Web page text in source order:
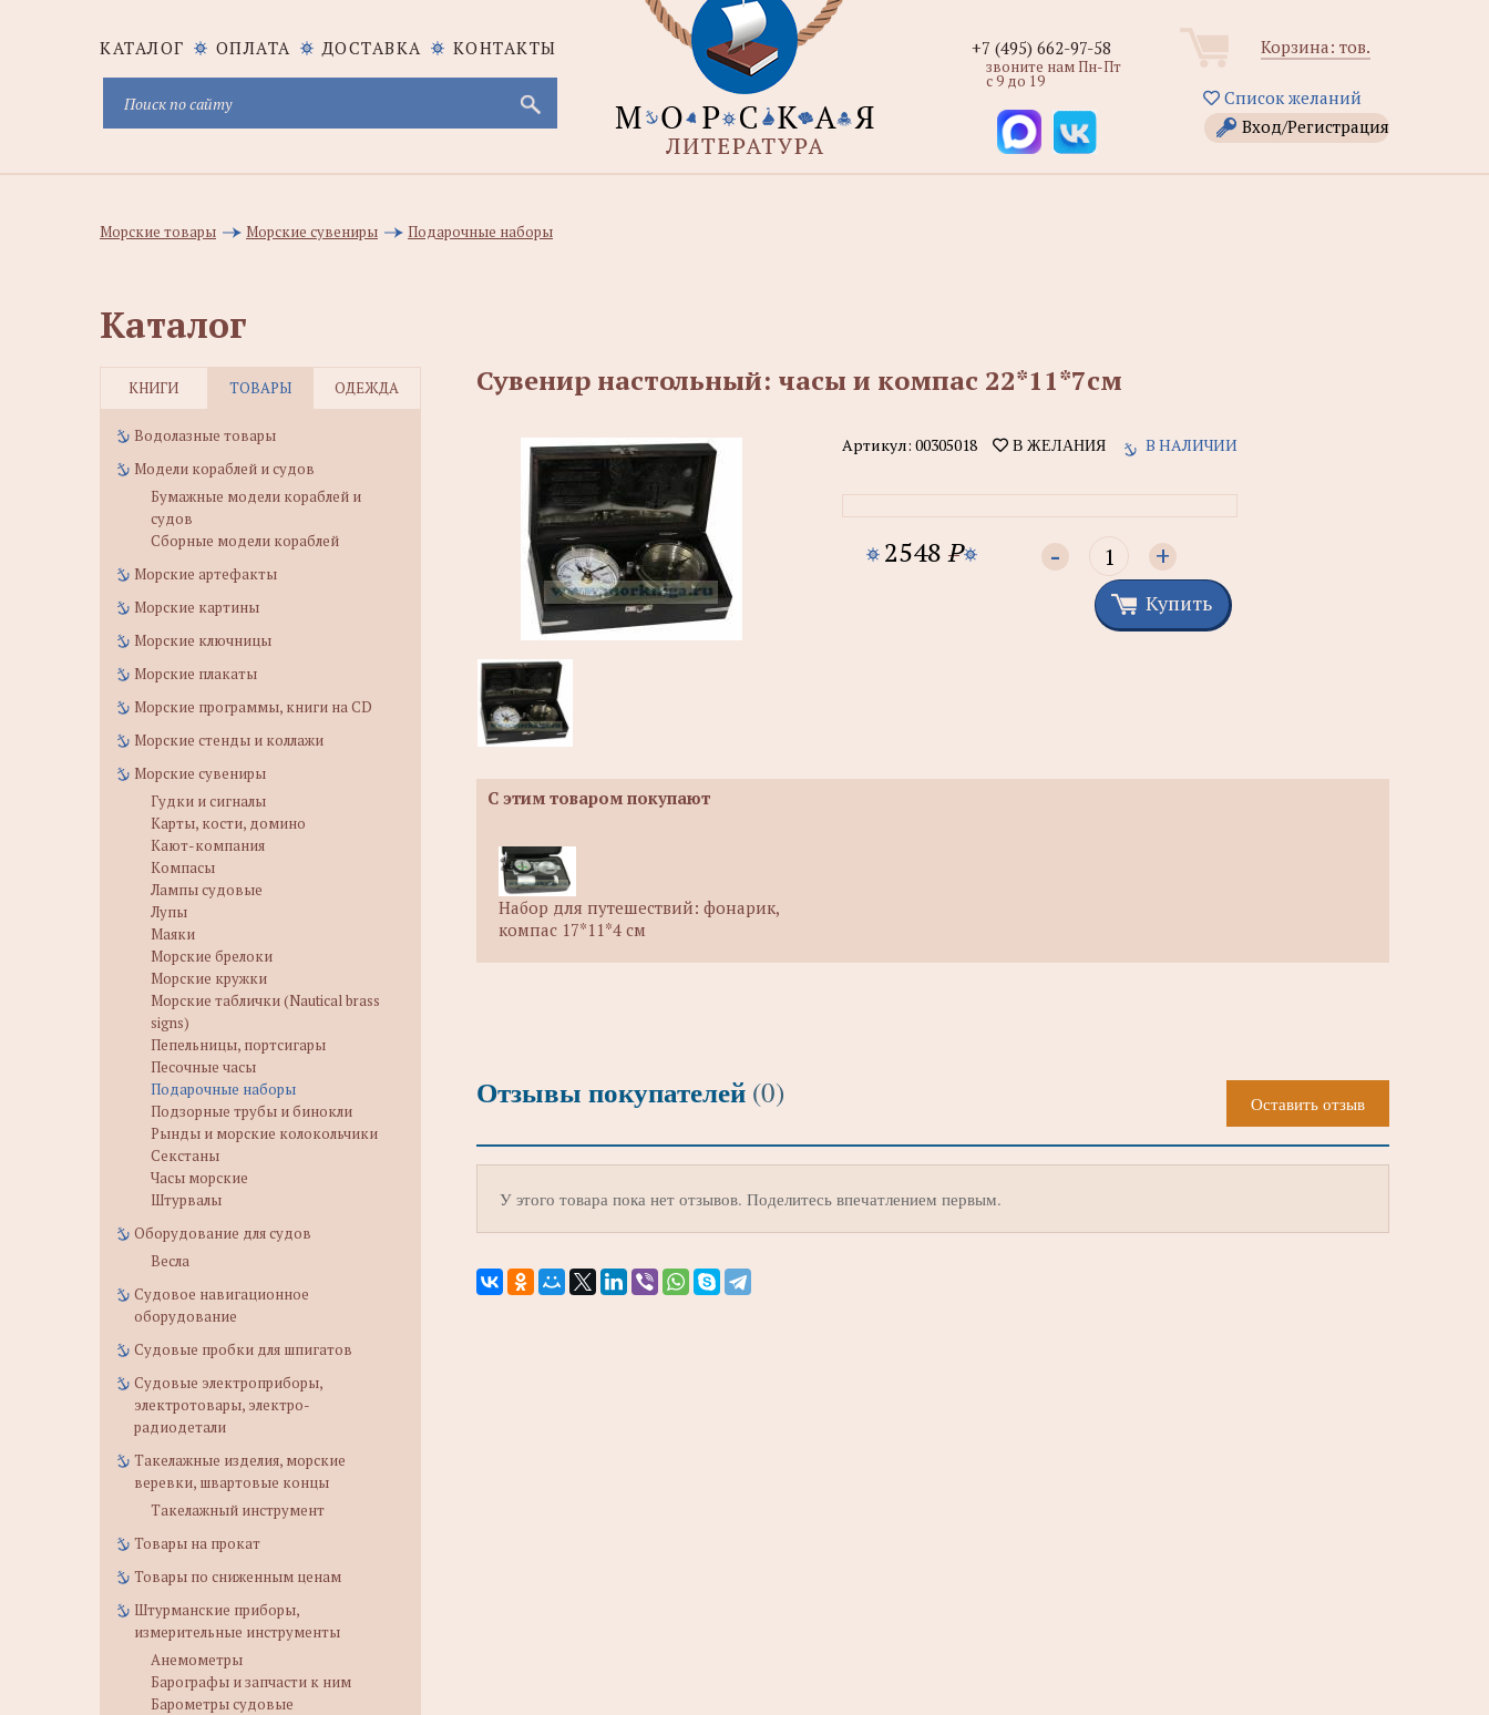
КАТАЛОГ ОПЛАТА ДОСТАВКА КОНТАКТЫ Корзина: тов.
Список желаний
Вход/Регистрация
+7 (495) 662-97-58
звоните нам Пн-Пт
с 9 до 19
Морские товары Морские сувениры Подарочные наборы
Каталог
КНИГИ ТОВАРЫ ОДЕЖДА
Водолазные товары
Модели кораблей и судов
Бумажные модели кораблей и
судов
Сборные модели кораблей
Морские артефакты
Морские картины
Морские ключницы
Морские плакаты
Морские программы, книги на CD
Морские стенды и коллажи
Морские сувениры
Гудки и сигналы
Карты, кости, домино
Кают-компания
Компасы
Лампы судовые
Лупы
Маяки
Морские брелоки
Морские кружки
Морские таблички (Nautical brass
signs)
Пепельницы, портсигары
Песочные часы
Подарочные наборы
Подзорные трубы и бинокли
Рынды и морские колокольчики
Секстаны
Часы морские
Штурвалы
Оборудование для судов
Весла
Судовое навигационное
оборудование
Судовые пробки для шпигатов
Судовые электроприборы,
электротовары, электро-
радиодетали
Такелажные изделия, морские
веревки, швартовые концы
Такелажный инструмент
Товары на прокат
Товары по сниженным ценам
Штурманские приборы,
измерительные инструменты
Анемометры
Барографы и запчасти к ним
Барометры судовые
Сувенир настольный: часы и компас 22*11*7см
Артикул: 00305018 В ЖЕЛАНИЯ В НАЛИЧИИ
2548 P - +
Купить
С этим товаром покупают
Набор для путешествий: фонарик,
компас 17*11*4 см
Отзывы покупателей (0) Оставить отзыв
У этого товара пока нет отзывов. Поделитесь впечатлением первым.